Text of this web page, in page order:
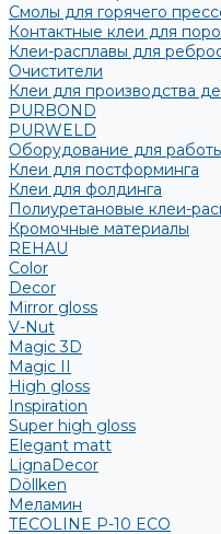
Смолы для горячего
Контактные клеи для
Клеи-расплавы для
Очистители
Клеи для производства
PURBOND
PURWELD
Оборудование для
Клеи для постформинга
Клеи для фолдинга
Полиуретановые клеи-
Кромочные материалы
REHAU
Color
Decor
Mirror gloss
V-Nut
Magic 3D
Magic II
High gloss
Inspiration
Super high gloss
Elegant matt
LignaDecor
Döllken
Меламин
TECOLINE P-10 ECO